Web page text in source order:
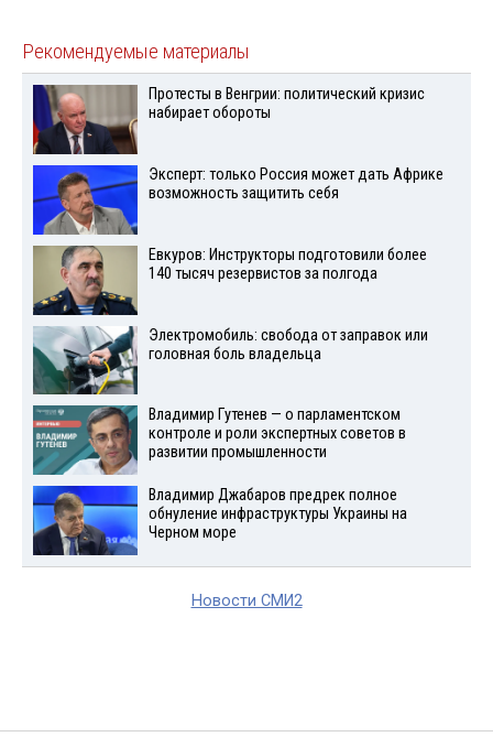
Рекомендуемые материалы
Протесты в Венгрии: политический кризис
набирает обороты
Эксперт: только Россия может дать Африке
возможность защитить себя
Евкуров: Инструкторы подготовили более
140 тысяч резервистов за полгода
Электромобиль: свобода от заправок или
головная боль владельца
Владимир Гутенев — о парламентском
контроле и роли экспертных советов в
развитии промышленности
Владимир Джабаров предрек полное
обнуление инфраструктуры Украины на
Черном море
Новости СМИ2